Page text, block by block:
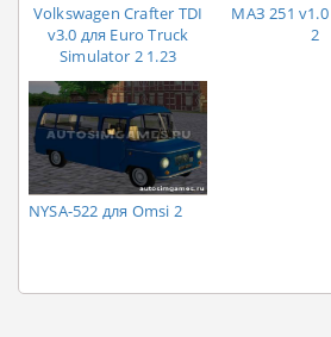
Volkswagen Crafter TDI
v3.0 для Euro Truck
Simulator 2 1.23
МАЗ 251 v1.0
2
NYSA-522 для Omsi 2